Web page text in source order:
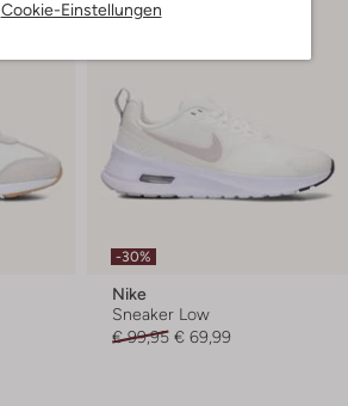
Cookie-Einstellungen
-30%
Nike
Sneaker Low
€ 99,95 € 69,99